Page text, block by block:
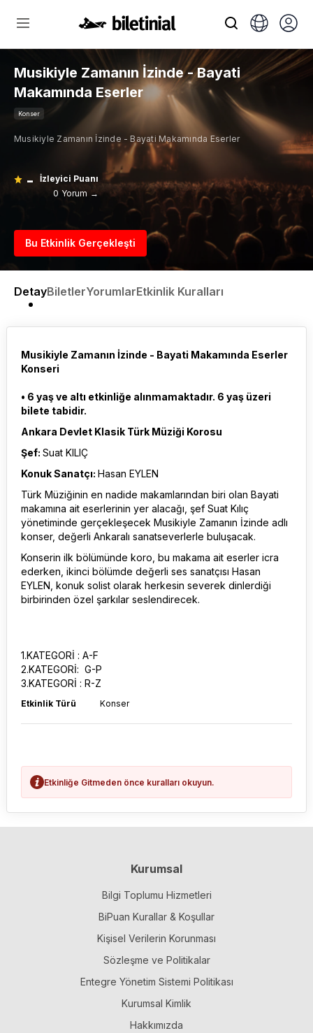
Musikiyle Zamanın İzinde - Bayati
Makamında Eserler
Konser
Musikiyle Zamanın İzinde - Bayati Makamında Eserler
-
İzleyici Puanı
0 Yorum →
Bu Etkinlik Gerçekleşti
DetayBiletlerYorumlarEtkinlik Kuralları
Musikiyle Zamanın İzinde - Bayati Makamında Eserler
Konseri
• 6 yaş ve altı etkinliğe alınmamaktadır. 6 yaş üzeri
bilete tabidir.
Ankara Devlet Klasik Türk Müziği Korosu
Şef: Suat KILIÇ
Konuk Sanatçı: Hasan EYLEN
Türk Müziğinin en nadide makamlarından biri olan Bayati
makamına ait eserlerinin yer alacağı, şef Suat Kılıç
yönetiminde gerçekleşecek Musikiyle Zamanın İzinde adlı
konser, değerli Ankaralı sanatseverlerle buluşacak.
Konserin ilk bölümünde koro, bu makama ait eserler icra
ederken, ikinci bölümde değerli ses sanatçısı Hasan
EYLEN, konuk solist olarak herkesin severek dinlerdiği
birbirinden özel şarkılar seslendirecek.
1.KATEGORİ : A-F
2.KATEGORİ: G-P
3.KATEGORİ : R-Z
Etkinlik Türü Konser
Etkinliğe Gitmeden önce kuralları okuyun.
Kurumsal
Bilgi Toplumu Hizmetleri
BiPuan Kurallar & Koşullar
Kişisel Verilerin Korunması
Sözleşme ve Politikalar
Entegre Yönetim Sistemi Politikası
Kurumsal Kimlik
Hakkımızda